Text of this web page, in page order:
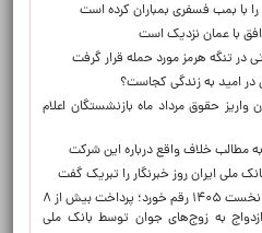
را با بمب فسفری بمباران کرده است
با عمان نزدیک است
در تنگه هرمز مورد حمله قرار گرفت
در امید به زندگی کجاست؟
واریز حقوق مرداد ماه بازنشستگان اعلام
مطالب خلاف واقع درباره این شرکت
ملی ایران روز خبرنگار را تبریک گفت
در چهار ماه نخست ۱۴۰۵ رقم خورد؛ پرداخت بیش از ۸
به زوج‌های جوان توسط بانک ملی